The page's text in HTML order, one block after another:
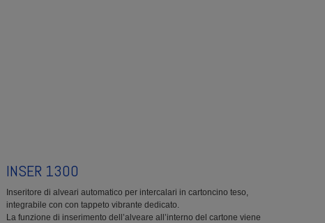
INSER 1300
Inseritore di alveari automatico per intercalari in cartoncino teso,
integrabile con con tappeto vibrante dedicato.
La funzione di inserimento dell’alveare all’interno del cartone viene